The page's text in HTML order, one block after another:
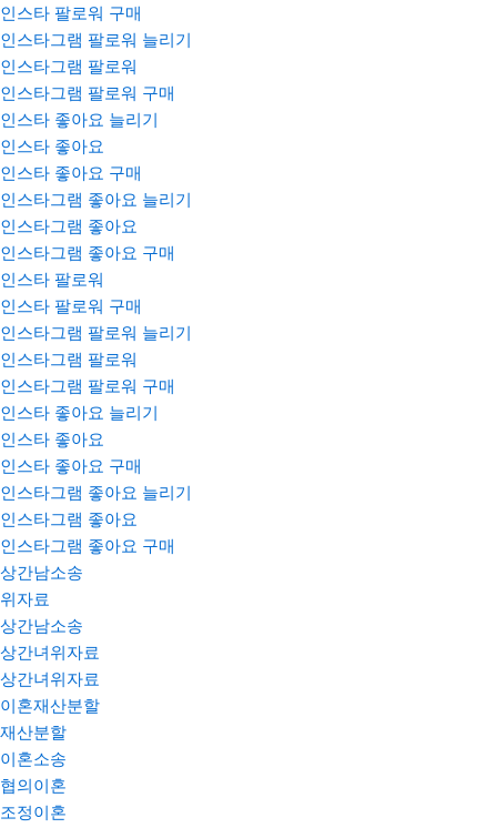
인스타 팔로워 구매
인스타그램 팔로워 늘리기
인스타그램 팔로워
인스타그램 팔로워 구매
인스타 좋아요 늘리기
인스타 좋아요
인스타 좋아요 구매
인스타그램 좋아요 늘리기
인스타그램 좋아요
인스타그램 좋아요 구매
인스타 팔로워
인스타 팔로워 구매
인스타그램 팔로워 늘리기
인스타그램 팔로워
인스타그램 팔로워 구매
인스타 좋아요 늘리기
인스타 좋아요
인스타 좋아요 구매
인스타그램 좋아요 늘리기
인스타그램 좋아요
인스타그램 좋아요 구매
상간남소송
위자료
상간남소송
상간녀위자료
상간녀위자료
이혼재산분할
재산분할
이혼소송
협의이혼
조정이혼